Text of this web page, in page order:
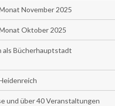
November 2025
Oktober 2025
als Bücherhauptstadt
und über 40 Veranstaltungen